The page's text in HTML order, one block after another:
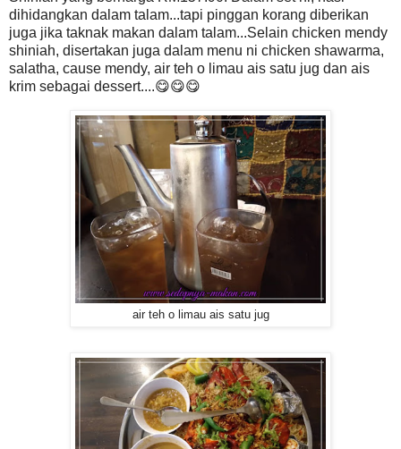
dihidangkan dalam talam...tapi pinggan korang diberikan
juga jika taknak makan dalam talam...Selain chicken mendy
shiniah, disertakan juga dalam menu ni chicken shawarma,
salatha, cause mendy, air teh o limau ais satu jug dan ais
krim sebagai dessert....😋😋😋
air teh o limau ais satu jug